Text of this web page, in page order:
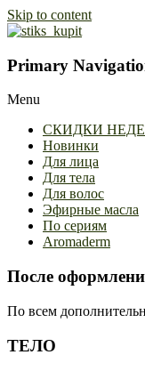
Skip to content
Primary
Menu
СКИДКИ
Новинки
Для лица
Для тела
Для волос
Эфирные масла
По сериям
Aromaderm
После
По всем
ТЕЛО